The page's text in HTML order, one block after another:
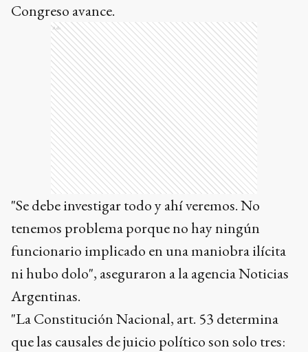
Congreso avance.
Ads
"Se debe investigar todo y ahí veremos. No
tenemos problema porque no hay ningún
funcionario implicado en una maniobra ilícita
ni hubo dolo", aseguraron a la agencia Noticias
Argentinas.
"La Constitución Nacional, art. 53 determina
que las causales de juicio político son solo tres: